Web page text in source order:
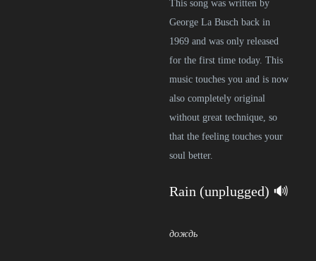
This song was written by
George La Busch back in
1969 and was only released
for the first time today. This
music touches you and is now
also completely original
without great technique, so
that the feeling touches your
soul better.
Rain (unplugged) 🔊
дождь